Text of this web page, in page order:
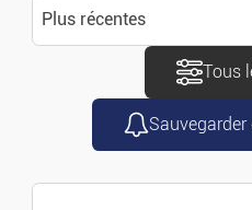
Accessoires/pièces
Pièces Détachées
Nautisme
Plus récentes
Plus récentes
Tous
Sauvegarder